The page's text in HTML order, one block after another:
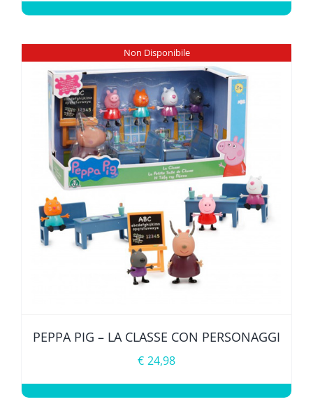
Non Disponibile
PEPPA PIG – LA CLASSE CON PERSONAGGI
€ 24,98